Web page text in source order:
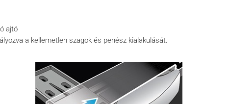
ajtó
a kellemetlen szagok és penész kialakulását.